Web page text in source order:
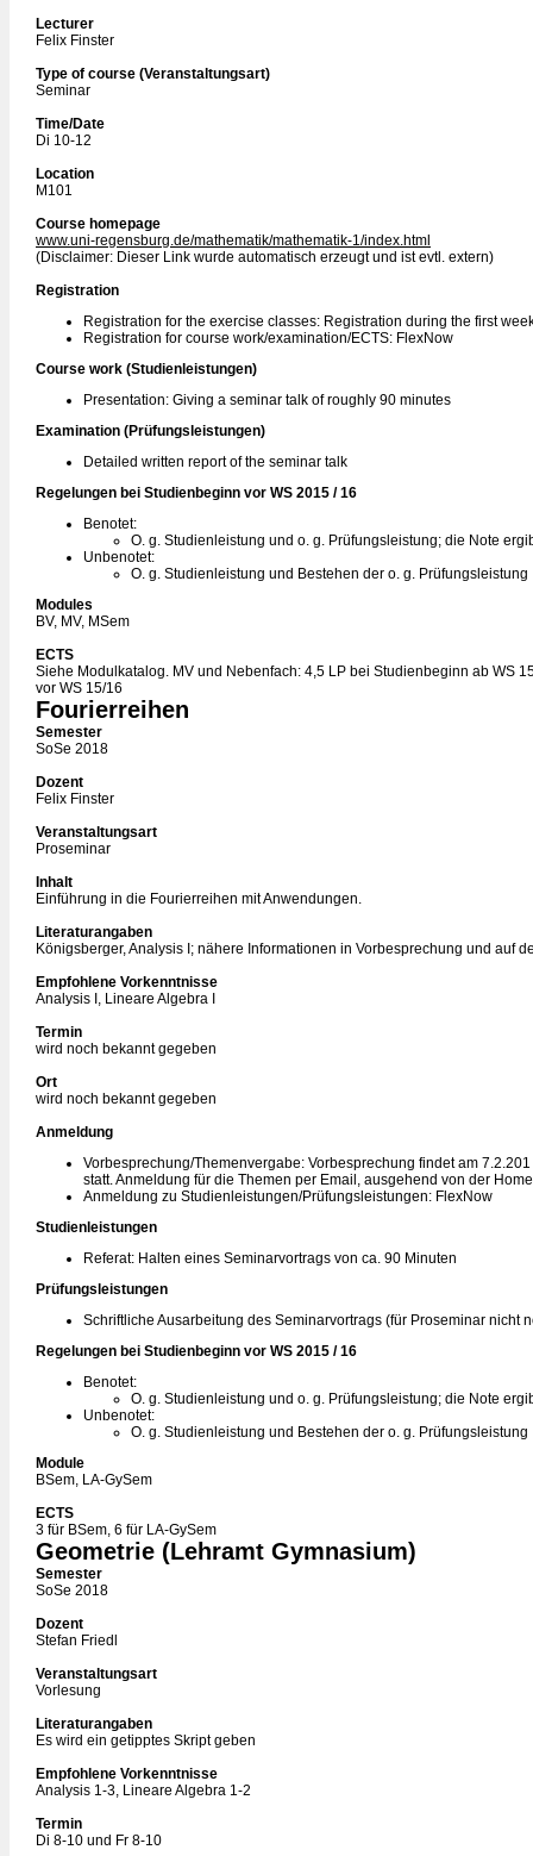
Lecturer
Felix Finster
Type of course (Veranstaltungsart)
Seminar
Time/Date
Di 10-12
Location
M101
Course homepage
www.uni-regensburg.de/mathematik/mathematik-1/index.html
(Disclaimer: Dieser Link wurde automatisch erzeugt und ist evtl. extern)
Registration
Registration for the exercise classes: Registration during the first
Registration for course work/examination/ECTS: FlexNow
Course work (Studienleistungen)
Presentation: Giving a seminar talk of roughly 90 minutes
Examination (Prüfungsleistungen)
Detailed written report of the seminar talk
Regelungen bei Studienbeginn vor WS 2015 / 16
Benotet:
O. g. Studienleistung und o. g. Prüfungsleistung; die Note
Unbenotet:
O. g. Studienleistung und Bestehen der o. g. Prüfungsleistung
Modules
BV, MV, MSem
ECTS
Siehe Modulkatalog. MV und Nebenfach: 4,5 LP bei Studienbeginn ab WS
vor WS 15/16
Fourierreihen
Semester
SoSe 2018
Dozent
Felix Finster
Veranstaltungsart
Proseminar
Inhalt
Einführung in die Fourierreihen mit Anwendungen.
Literaturangaben
Königsberger, Analysis I; nähere Informationen in Vorbesprechung und auf
Empfohlene Vorkenntnisse
Analysis I, Lineare Algebra I
Termin
wird noch bekannt gegeben
Ort
wird noch bekannt gegeben
Anmeldung
Vorbesprechung/Themenvergabe: Vorbesprechung findet am
statt. Anmeldung für die Themen per Email, ausgehend von der
Anmeldung zu Studienleistungen/Prüfungsleistungen: FlexNow
Studienleistungen
Referat: Halten eines Seminarvortrags von ca. 90 Minuten
Prüfungsleistungen
Schriftliche Ausarbeitung des Seminarvortrags (für Proseminar nicht
Regelungen bei Studienbeginn vor WS 2015 / 16
Benotet:
O. g. Studienleistung und o. g. Prüfungsleistung; die Note
Unbenotet:
O. g. Studienleistung und Bestehen der o. g. Prüfungsleistung
Module
BSem, LA-GySem
ECTS
3 für BSem, 6 für LA-GySem
Geometrie (Lehramt Gymnasium)
Semester
SoSe 2018
Dozent
Stefan Friedl
Veranstaltungsart
Vorlesung
Literaturangaben
Es wird ein getipptes Skript geben
Empfohlene Vorkenntnisse
Analysis 1-3, Lineare Algebra 1-2
Termin
Di 8-10 und Fr 8-10